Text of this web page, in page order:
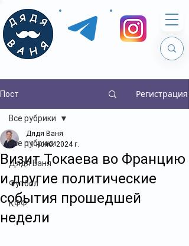
Пост Регистрация
Все рубрики
Дядя Ваня
Футбол
КФФ
Все рубрики
Визит Токаева во Францию
и другие политические
события прошедшей
недели
Дядя Ваня
11 нояб. 2024 г.